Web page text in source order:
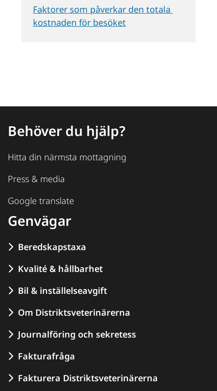
Faktorer som påverkar den totala
kostnaden för besöket
Behöver du hjälp?
Hitta din närmsta mottagning
Press & media
Google translate
Genvägar
Beredskapstaxa
Kvalité & hållbarhet
Bil & inställelseavgift
Om Distriktsveterinärerna
Journalföring och sekretess
Fakturafråga
Fakturera Distriktsveterinärerna